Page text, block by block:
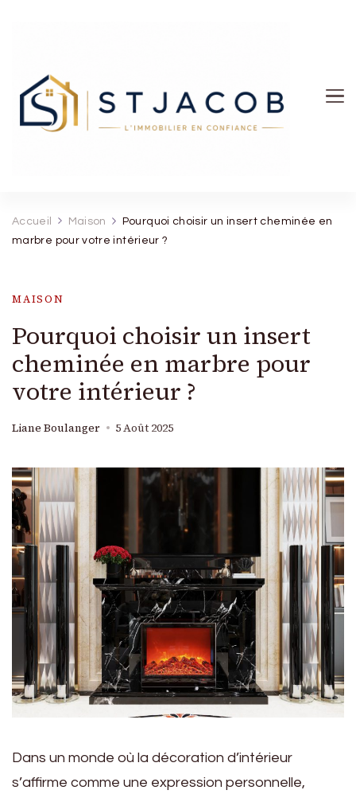
Accueil Maison
Pourquoi choisir un insert cheminée en
marbre pour votre intérieur ?
MAISON
Pourquoi choisir un insert
cheminée en marbre pour
votre intérieur ?
Liane Boulanger 5 Août 2025
Dans un monde où la décoration d’intérieur
s’affirme comme une expression personnelle,